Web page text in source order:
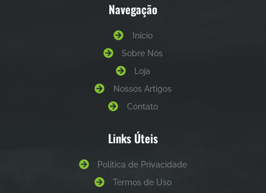
Navegação
Início
Sobre Nós
Loja
Nossos Artigos
Contato
Links Úteis
Política de Privacidade
Termos de Uso